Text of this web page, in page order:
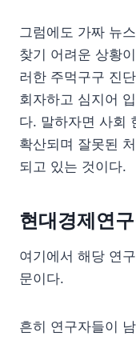
그럼에도 가짜 뉴
찾기 어려운 상황
러한 주먹구구 진
회자하고 심지어
다. 말하자면 사회
확산되며 잘못된
되고 있는 것이다.
현대경제연
여기에서 해당 연
문이다.
흔히 연구자들이